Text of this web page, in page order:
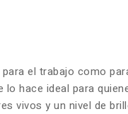
el trabajo como
hace ideal para
vivos y un nivel de